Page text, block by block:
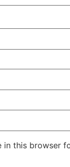
in this browser